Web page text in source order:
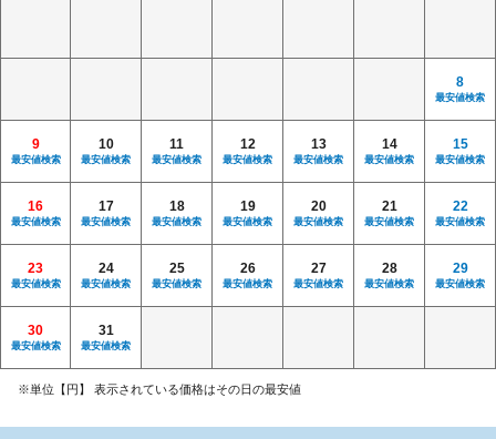
8
最安値検索
9
最安値検索
10
最安値検索
11
最安値検索
12
最安値検索
13
最安値検索
14
最安値検索
15
最安値検索
16
最安値検索
17
最安値検索
18
最安値検索
19
最安値検索
20
最安値検索
21
最安値検索
22
最安値検索
23
最安値検索
24
最安値検索
25
最安値検索
26
最安値検索
27
最安値検索
28
最安値検索
29
最安値検索
30
最安値検索
31
最安値検索
※単位【円】 表示されている価格はその日の最安値